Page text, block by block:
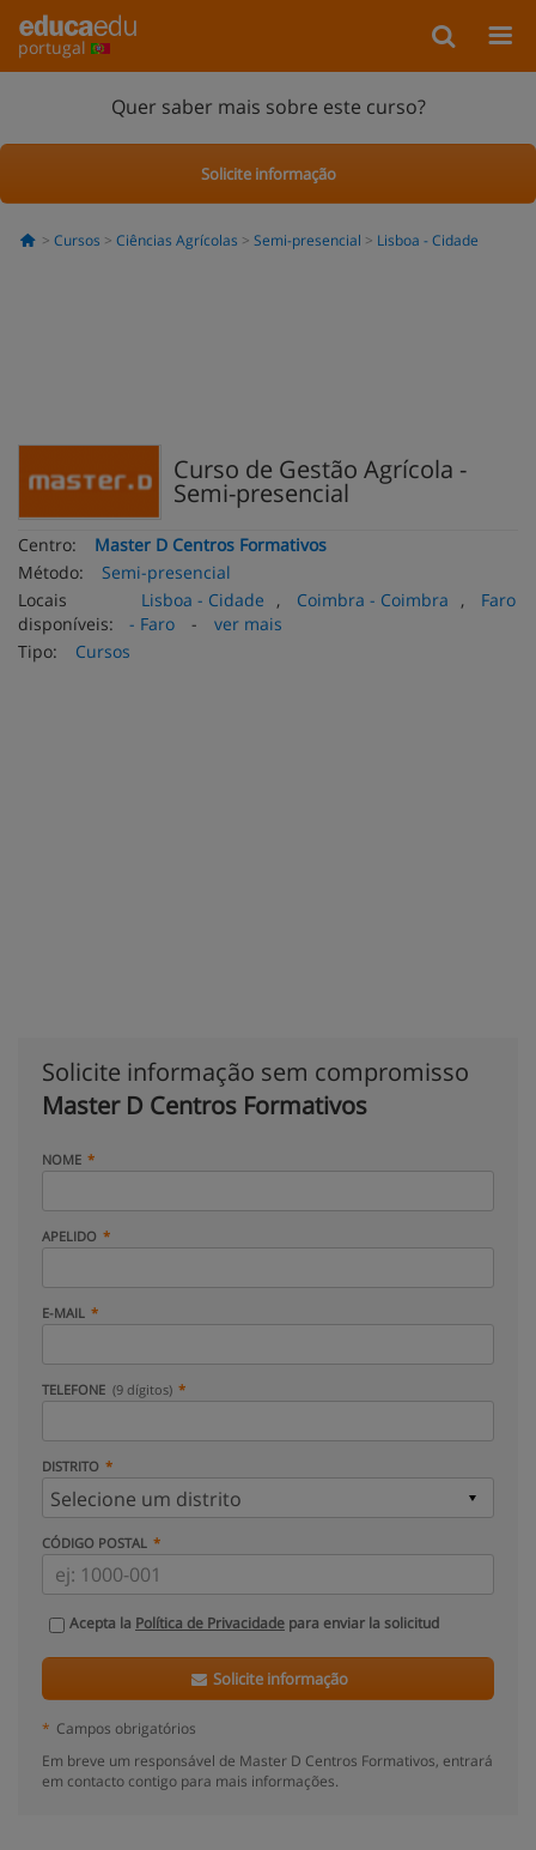
portugal
Quer saber mais sobre este curso?
Solicite informação
Cursos Ciências Agrícolas Semi-presencial Lisboa - Cidade
Curso de Gestão Agrícola -
Semi-presencial
Centro:
Master D Centros Formativos
Método:
Semi-presencial
Locais
disponíveis:
Lisboa - Cidade , Coimbra - Coimbra ,
Faro
- Faro
-
ver mais
Tipo:
Cursos
Solicite informação sem compromisso
Master D Centros Formativos
NOME
APELIDO
E-MAIL
TELEFONE (9 dígitos)
DISTRITO
CÓDIGO POSTAL
Acepta la Política de Privacidade para enviar la solicitud
Solicite informação
* Campos obrigatórios
Em breve um responsável de Master D Centros Formativos, entrará
em contacto contigo para mais informações.